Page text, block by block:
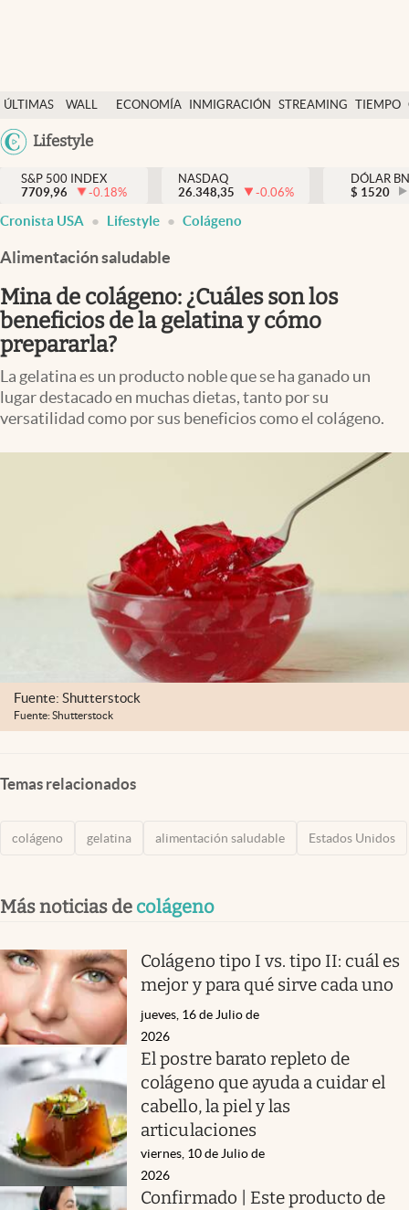
ÚLTIMAS
NOTICIAS
WALL
Y
DÓLAR
ECONOMÍA INMIGRACIÓN STREAMING TIEMPO
México
Lifestyle
Finanzas y economía
Wall Street y dólar
Inmigración
Espiritual
Streaming
PC y mobile
Lifestyle
S&P 500 INDEX
7709,96
-0.18%
NASDAQ
26.348,35
-0.06%
DÓLAR
$ 1520
Cronista USA Lifestyle Colágeno
Alimentación saludable
Mina de colágeno: ¿Cuáles son los
beneficios de la gelatina y cómo
prepararla?
La gelatina es un producto noble que se ha ganado un
lugar destacado en muchas dietas, tanto por su
versatilidad como por sus beneficios como el colágeno.
Fuente: Shutterstock
Fuente: Shutterstock
Temas relacionados
colágeno gelatina alimentación saludable Estados Unidos
Más noticias de colágeno
Colágeno tipo I vs. tipo II: cuál es
mejor y para qué sirve cada uno
jueves, 16 de Julio de
2026
El postre barato repleto de
colágeno que ayuda a cuidar el
cabello, la piel y las
articulaciones
viernes, 10 de Julio de
2026
Confirmado | Este producto de